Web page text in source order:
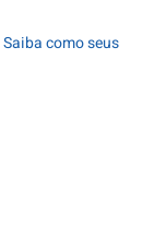
Saiba como seus